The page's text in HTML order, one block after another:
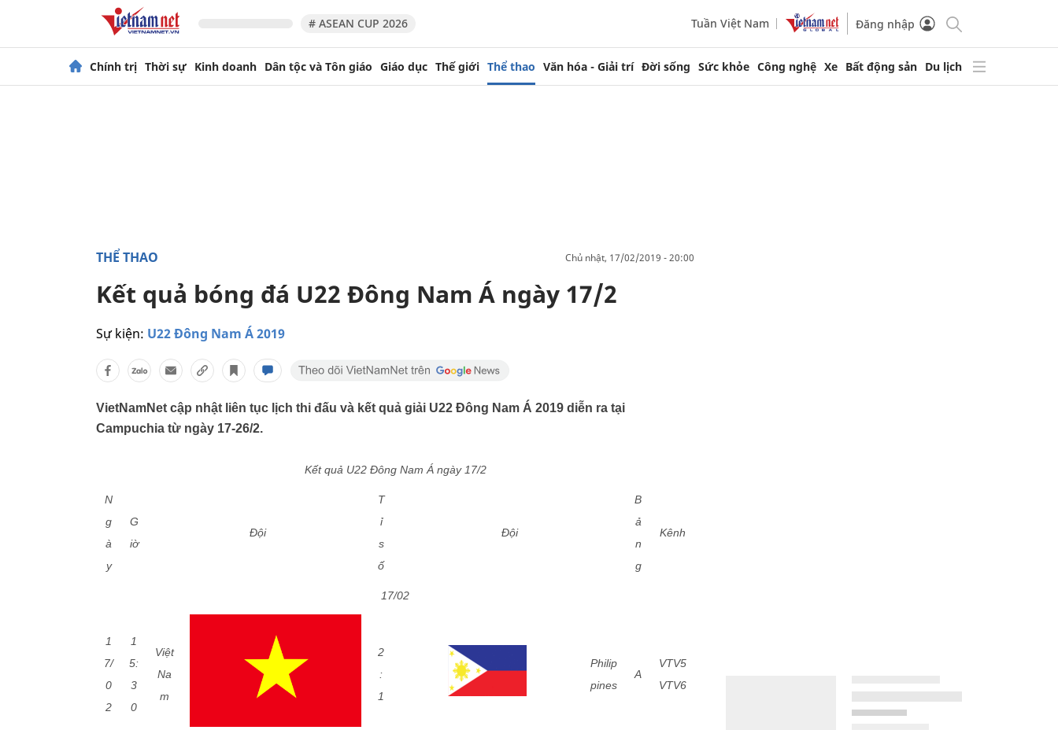
# ASEAN CUP 2026 Tuần Việt Nam Đăng nhập
Chính trị Thời sự Kinh doanh Dân tộc và Tôn giáo Giáo dục Thế giới Thể thao Văn hóa - Giải trí Đời sống Sức khỏe Công nghệ Xe Bất động sản Du lịch
THỂ THAO chủ nhật, 17/02/2019 - 20:00
Kết quả bóng đá U22 Đông Nam Á ngày 17/2
Sự kiện: U22 Đông Nam Á 2019
VietNamNet cập nhật liên tục lịch thi đấu và kết quả giải U22 Đông Nam Á 2019 diễn ra tại
Campuchia từ ngày 17-26/2.
Kết quả U22 Đông Nam Á ngày 17/2
N
g
à
y
G
iờ
Đội
T
ỉ
s
ố
Đội
B
ả
n
g
Kênh
17/02
1
7/
0
2
1
5:
3
0
Việt
Na
m
2
:
1
Philip
pines
A
VTV5
VTV6